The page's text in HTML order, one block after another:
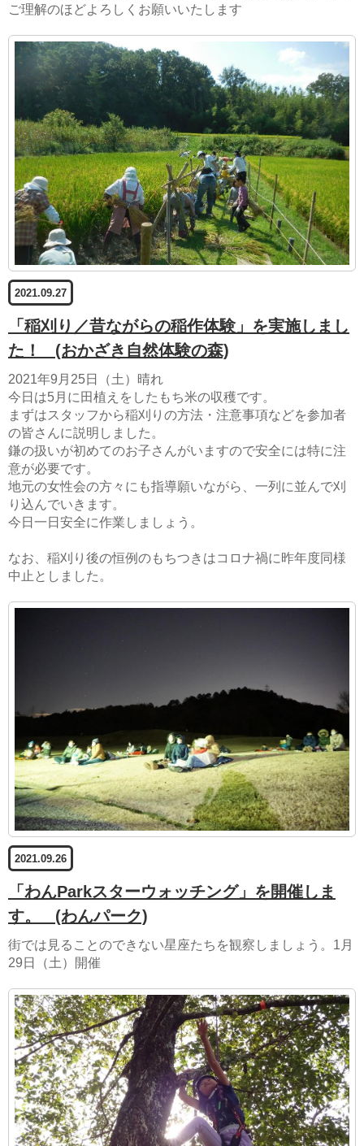
ご理解のほどよろしくお願いいたします
2021.09.27
「稲刈り／昔ながらの稲作体験」を実施しまし
た！ (おかざき自然体験の森)
2021年9月25日（土）晴れ
今日は5月に田植えをしたもち米の収穫です。
まずはスタッフから稲刈りの方法・注意事項などを参加者
の皆さんに説明しました。
鎌の扱いが初めてのお子さんがいますので安全には特に注
意が必要です。
地元の女性会の方々にも指導願いながら、一列に並んで刈
り込んでいきます。
今日一日安全に作業しましょう。
なお、稲刈り後の恒例のもちつきはコロナ禍に昨年度同様
中止としました。
2021.09.26
「わんParkスターウォッチング」を開催しま
す。 (わんパーク)
街では見ることのできない星座たちを観察しましょう。1月
29日（土）開催